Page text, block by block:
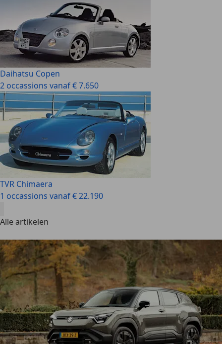
Daihatsu Copen
2 occassions vanaf € 7.650
TVR Chimaera
1 occassions vanaf € 22.190
Alle artikelen